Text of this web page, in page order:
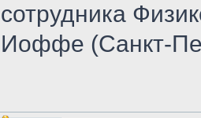
сотрудника
Иоффе (Санкт-